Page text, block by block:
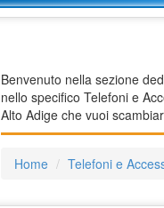
Benvenuto nella sezione
nello specifico Telefoni e
Alto Adige che vuoi
Home Telefoni e